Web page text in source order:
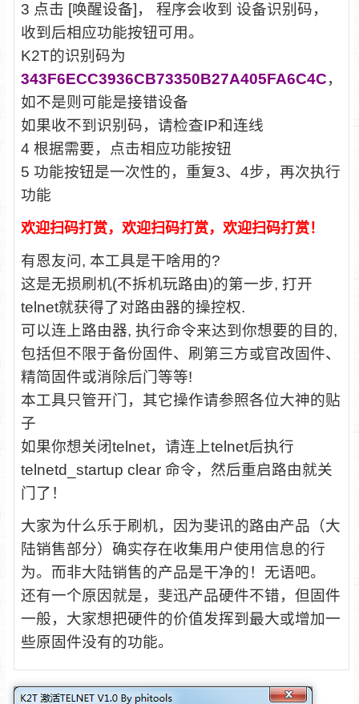
3 点击 [唤醒设备]， 程序会收到 设备识别码，
收到后相应功能按钮可用。
K2T的识别码为
343F6ECC3936CB73350B27A405FA6C4C，
如不是则可能是接错设备
如果收不到识别码，请检查IP和连线
4 根据需要，点击相应功能按钮
5 功能按钮是一次性的，重复3、4步，再次执行
功能
欢迎扫码打赏，欢迎扫码打赏，欢迎扫码打赏！
有恩友问, 本工具是干啥用的?
这是无损刷机(不拆机玩路由)的第一步, 打开
telnet就获得了对路由器的操控权.
可以连上路由器, 执行命令来达到你想要的目的,
包括但不限于备份固件、刷第三方或官改固件、
精简固件或消除后门等等!
本工具只管开门，其它操作请参照各位大神的贴
子
如果你想关闭telnet，请连上telnet后执行
telnetd_startup clear 命令，然后重启路由就关
门了！
大家为什么乐于刷机，因为斐讯的路由产品（大
陆销售部分）确实存在收集用户使用信息的行
为。而非大陆销售的产品是干净的！无语吧。
还有一个原因就是，斐迅产品硬件不错，但固件
一般，大家想把硬件的价值发挥到最大或增加一
些原固件没有的功能。